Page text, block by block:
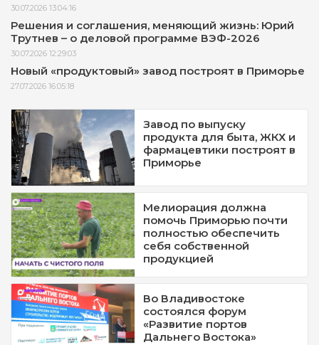
30.07.2026 13:04:16
Решения и соглашения, меняющий жизнь: Юрий
Трутнев – о деловой программе ВЭФ-2026
30.07.2026 12:29:03
Новый «продуктовый» завод построят в Приморье
27.07.2026 16:05:18
Завод по выпуску
продукта для быта, ЖКХ и
фармацевтики построят в
Приморье
Мелиорация должна
помочь Приморью почти
полностью обеспечить
себя собственной
продукцией
Во Владивостоке
состоялся форум
«Развитие портов
Дальнего Востока»